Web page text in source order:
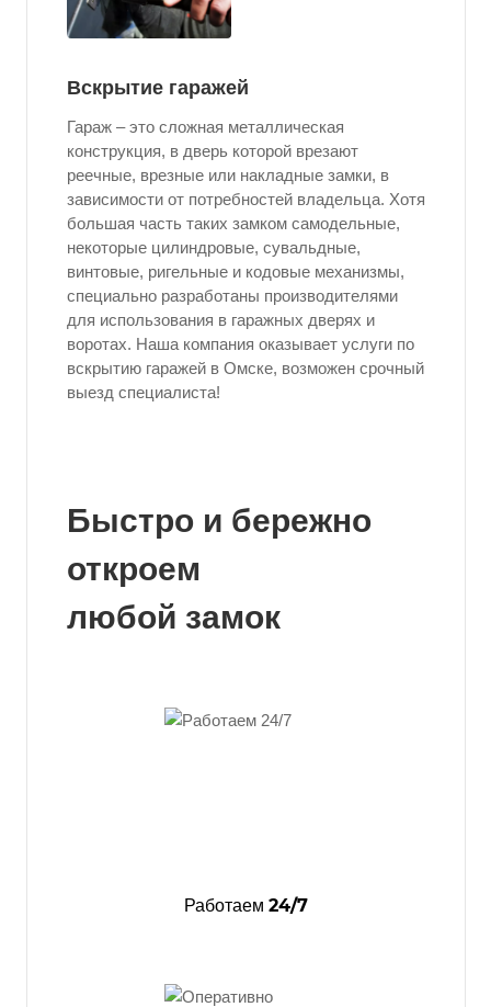
Вскрытие гаражей
Гараж – это сложная металлическая
конструкция, в дверь которой врезают
реечные, врезные или накладные замки, в
зависимости от потребностей владельца. Хотя
большая часть таких замком самодельные,
некоторые цилиндровые, сувальдные,
винтовые, ригельные и кодовые механизмы,
специально разработаны производителями
для использования в гаражных дверях и
воротах. Наша компания оказывает услуги по
вскрытию гаражей в Омске, возможен срочный
выезд специалиста!
Быстро и бережно
откроем
любой замок
Работаем 24/7